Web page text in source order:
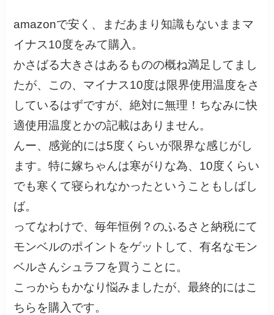
amazonで安く、まだあまり知識もないままマ
イナス10度をみて購入。
かさばる大きさはあるものの概ね満足してまし
たが、この、マイナス10度は限界使用温度をさ
しているはずですが、絶対に無理！ちなみに快
適使用温度とかの記載はありません。
んー、感覚的には5度くらいが限界な感じがし
ます。特に嫁ちゃんは寒がりな為、10度くらい
でも寒くて寝られなかったということもしばし
ば。
ってなわけで、毎年恒例？のふるさと納税にて
モンベルのポイントをゲットして、有名なモン
ベルさんシュラフを買うことに。
こっからもかなり悩みましたが、最終的にはこ
ちらを購入です。